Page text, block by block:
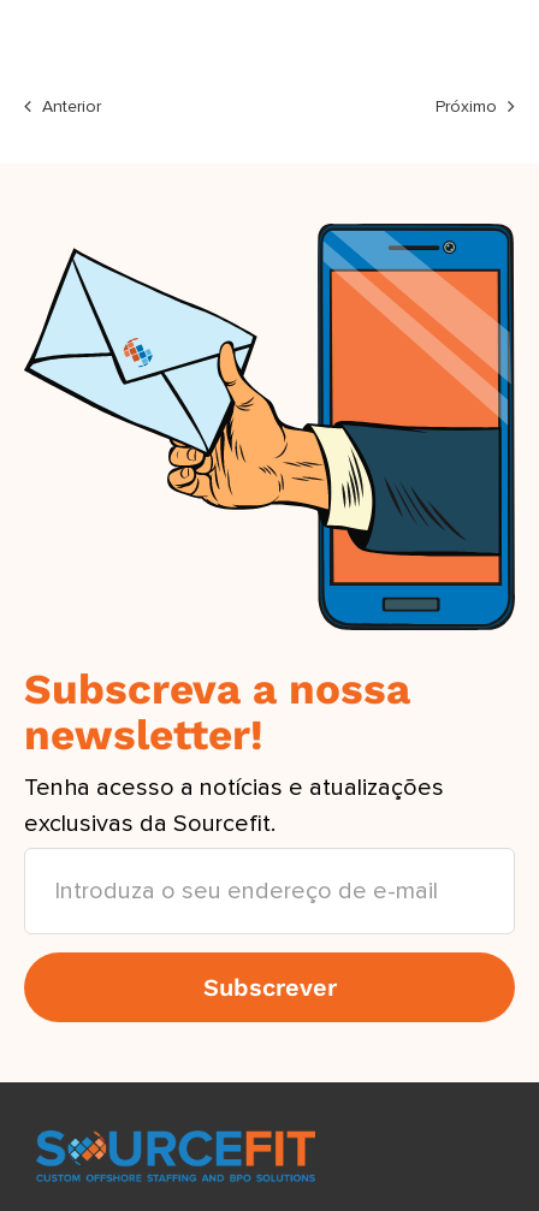
Anterior Próximo
Subscreva a nossa
newsletter!
Tenha acesso a notícias e atualizações
exclusivas da Sourcefit.